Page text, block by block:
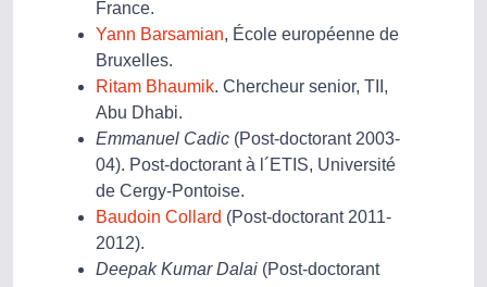
France.
Yann Barsamian, École européenne de
Bruxelles.
Ritam Bhaumik. Chercheur senior, TII,
Abu Dhabi.
Emmanuel Cadic (Post-doctorant 2003-
04). Post-doctorant à l´ETIS, Université
de Cergy-Pontoise.
Baudoin Collard (Post-doctorant 2011-
2012).
Deepak Kumar Dalai (Post-doctorant